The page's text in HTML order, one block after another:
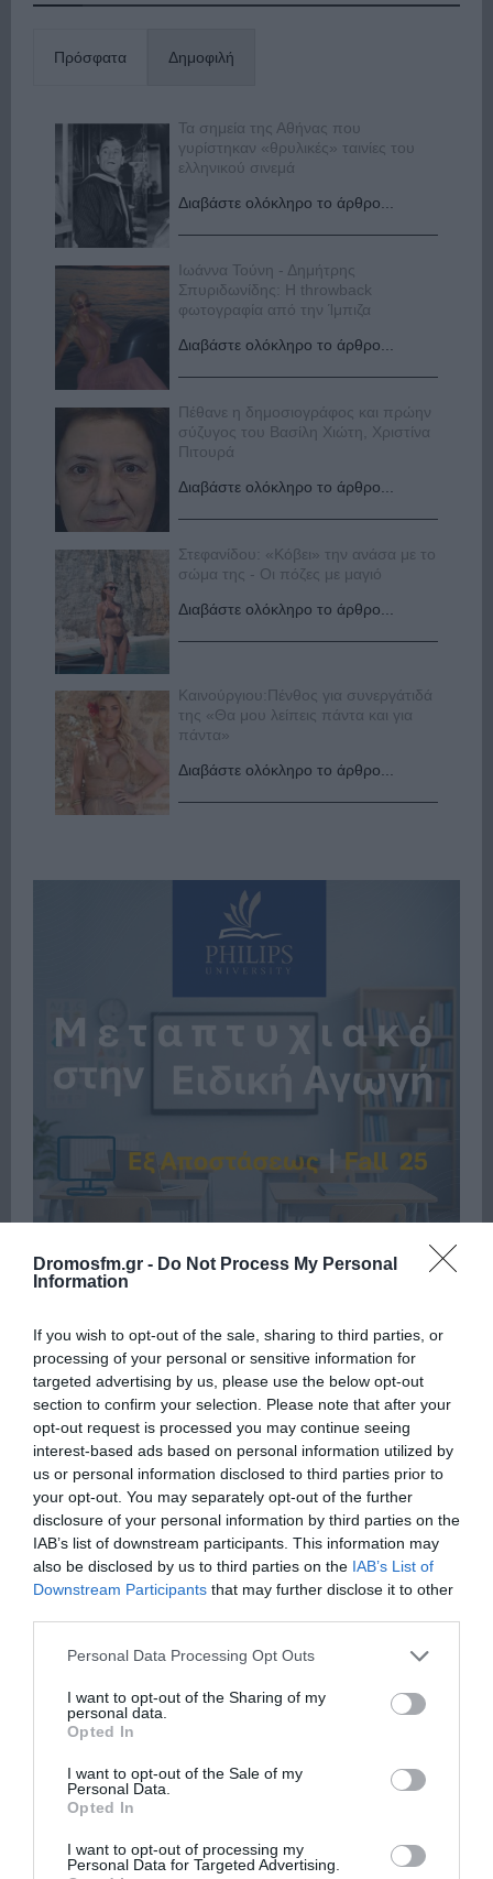
Dromosfm.gr - Do Not Process My Personal
Information
If you wish to opt-out of the sale, sharing to third parties, or
processing of your personal or sensitive information for
targeted advertising by us, please use the below opt-out
section to confirm your selection. Please note that after your
opt-out request is processed you may continue seeing
interest-based ads based on personal information utilized by
us or personal information disclosed to third parties prior to
your opt-out. You may separately opt-out of the further
disclosure of your personal information by third parties on the
IAB’s list of downstream participants. This information may
also be disclosed by us to third parties on the IAB’s List of
Downstream Participants that may further disclose it to other
Please note that this website/app uses one or more Google
not limited to your visit or usage behaviour. You may click to
grant or deny consent to Google and its third-party tags to
use your data for below specified purposes in below Google
consent section.
Personal Data Processing Opt Outs
I want to opt-out of the Sharing of my
personal data.
Opted In
I want to opt-out of the Sale of my
Personal Data.
Opted In
I want to opt-out of processing my
Personal Data for Targeted Advertising.
Πρόσφατα Δημοφιλή
Τα σημεία της Αθήνας που
γυρίστηκαν «θρυλικές» ταινίες του
ελληνικού σινεμά
Διαβάστε ολόκληρο το άρθρο...
Ιωάννα Τούνη - Δημήτρης
Σπυριδωνίδης: Η throwback
φωτογραφία από την Ίμπιζα
Διαβάστε ολόκληρο το άρθρο...
Πέθανε η δημοσιογράφος και πρώην
σύζυγος του Βασίλη Χιώτη, Χριστίνα
Πιτουρά
Διαβάστε ολόκληρο το άρθρο...
Στεφανίδου: «Κόβει» την ανάσα με το
σώμα της - Οι πόζες με μαγιό
Διαβάστε ολόκληρο το άρθρο...
Καινούργιου:Πένθος για συνεργάτιδά
της «Θα μου λείπεις πάντα και για
πάντα»
Διαβάστε ολόκληρο το άρθρο...
Πρόσφατα Δημοφιλή
ΕΙΠΕΣ – ΦΕΡΡΗΣ ΘΟΔΩΡΗΣ
Παρακαλώ Περιμένετε...
ΛΟΓΑΡΙΑΣΜΟΣ - ΛΙΟΛΙΟΥ ΚΑΤΕΡΙΝΑ